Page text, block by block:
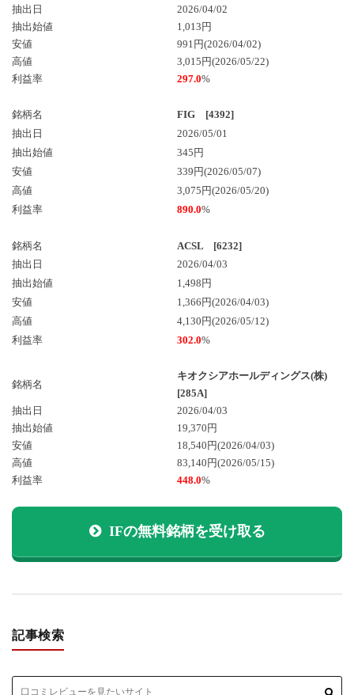
抽出日
2026/04/02
抽出始値
1,013円
安値
991円(2026/04/02)
高値
3,015円(2026/05/22)
利益率
297.0%
銘柄名
FIG [4392]
抽出日
2026/05/01
抽出始値
345円
安値
339円(2026/05/07)
高値
3,075円(2026/05/20)
利益率
890.0%
銘柄名
ACSL [6232]
抽出日
2026/04/03
抽出始値
1,498円
安値
1,366円(2026/04/03)
高値
4,130円(2026/05/12)
利益率
302.0%
銘柄名
キオクシアホールディングス(株)
[285A]
抽出日
2026/04/03
抽出始値
19,370円
安値
18,540円(2026/04/03)
高値
83,140円(2026/05/15)
利益率
448.0%
IFの無料銘柄を受け取る
記事検索